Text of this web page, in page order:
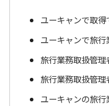
ユーキャンで取
ユーキャンで旅
旅行業務取扱管
旅行業務取扱管理
ユーキャンの旅行